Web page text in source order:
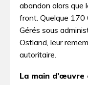
abandon alors que
front. Quelque
Gérés sous
Ostland, leur
autoritaire.
La main